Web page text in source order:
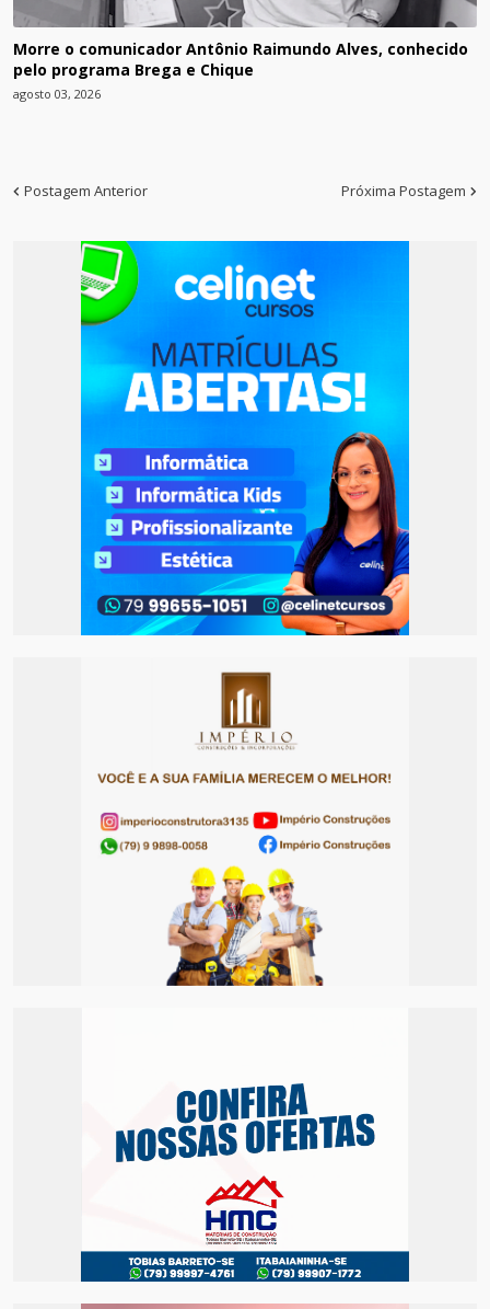
Morre o comunicador Antônio Raimundo Alves, conhecido
pelo programa Brega e Chique
agosto 03, 2026
Postagem Anterior Próxima Postagem